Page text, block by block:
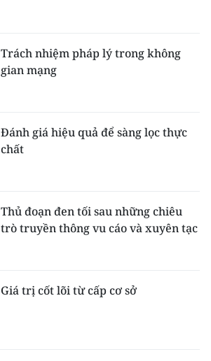
Trách nhiệm pháp lý trong không
gian mạng
Đánh giá hiệu quả để sàng lọc thực
chất
Thủ đoạn đen tối sau những chiêu
trò truyền thông vu cáo và xuyên tạc
Giá trị cốt lõi từ cấp cơ sở